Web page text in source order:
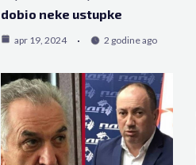
dobio neke ustupke
apr 19, 2024 2 godine ago